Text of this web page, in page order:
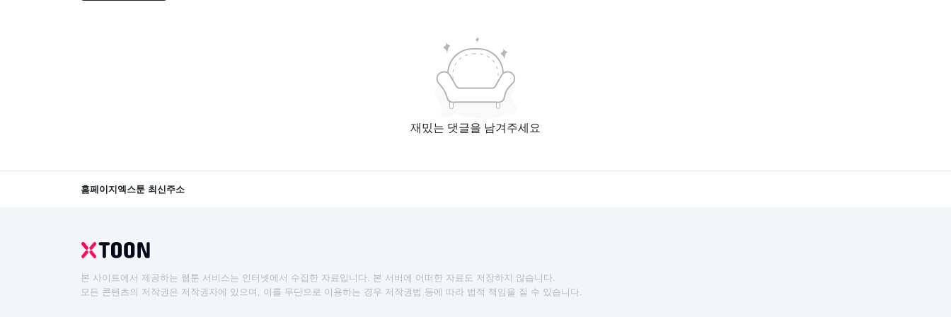
재밌는 댓글을 남겨주세요
홈페이지 엑스툰 최신주소
본 사이트에서 제공하는 웹툰 서비스는 인터넷에서 수집한 자료입니다. 본 서버에 어떠한 자료도 저장하지 않습니다.
모든 콘텐츠의 저작권은 저작권자에 있으며, 이를 무단으로 이용하는 경우 저작권법 등에 따라 법적 책임을 질 수 있습니다.